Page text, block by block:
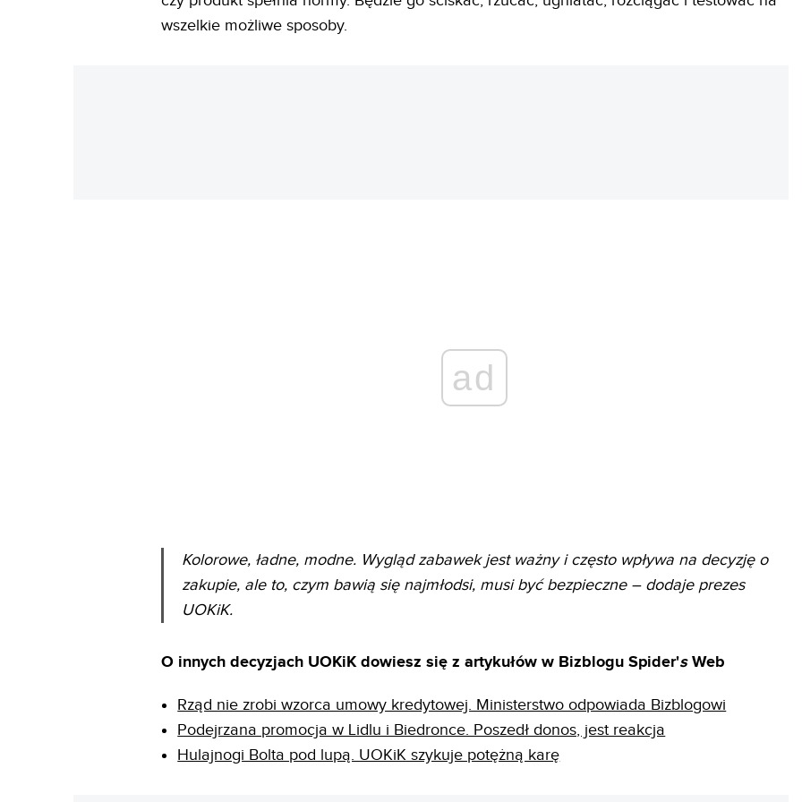
wszelkie możliwe sposoby.
ad
Kolorowe, ładne, modne. Wygląd zabawek jest ważny i często wpływa na decyzję o
zakupie, ale to, czym bawią się najmłodsi, musi być bezpieczne– dodaje prezes
UOKiK.
O innych decyzjach UOKiK dowiesz się z artykułów w Bizblogu Spider'sWeb
Rząd nie zrobi wzorca umowy kredytowej. Ministerstwo odpowiada Bizblogowi
Podejrzana promocja w Lidlu i Biedronce. Poszedł donos, jest reakcja
Hulajnogi Bolta pod lupą. UOKiK szykuje potężną karę